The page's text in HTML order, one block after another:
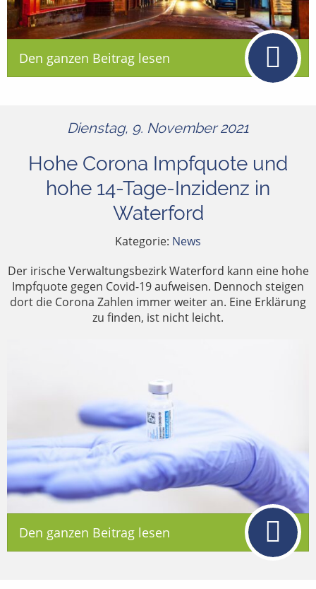
Den ganzen Beitrag lesen
Dienstag, 9. November 2021
Hohe Corona Impfquote und
hohe 14-Tage-Inzidenz in
Waterford
Kategorie: News
Der irische Verwaltungsbezirk Waterford kann eine hohe
Impfquote gegen Covid-19 aufweisen. Dennoch steigen
dort die Corona Zahlen immer weiter an. Eine Erklärung
zu finden, ist nicht leicht.
Den ganzen Beitrag lesen